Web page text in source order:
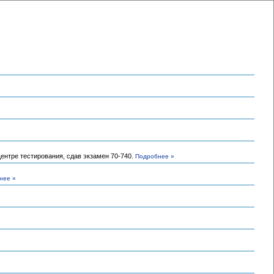
тестирования, сдав экзамен 70-740. Подробнее »
»